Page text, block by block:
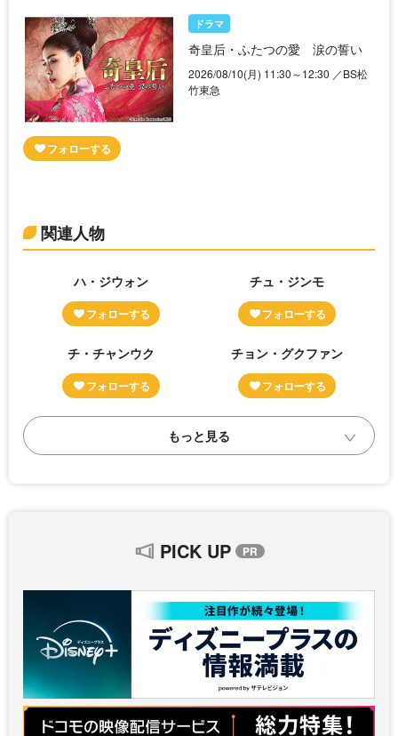
ドラマ
奇皇后・ふたつの愛 涙の誓い
2026/08/10(月) 11:30～12:30 ／BS松
竹東急
関連人物
ハ・ジウォン チュ・ジンモ
チ・チャンウク チョン・グクファン
PICK UP